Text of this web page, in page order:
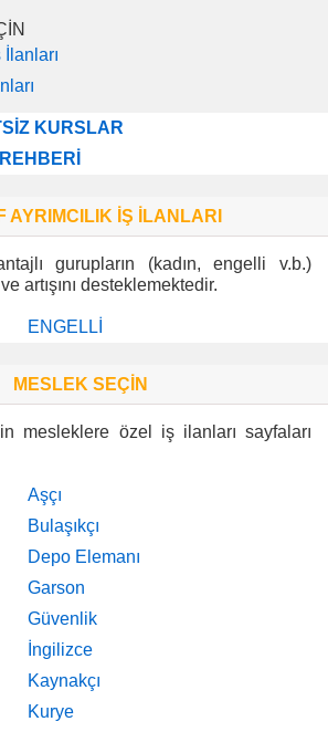
KURSLAR
AYRIMCILIK İŞ İLANLARI
gurupların (kadın, engelli v.b.)
artışını desteklemektedir.
ENGELLİ
MESLEK SEÇİN
mesleklere özel iş ilanları sayfaları
Aşçı
Bulaşıkçı
Depo Elemanı
Garson
Güvenlik
İngilizce
Kaynakçı
Kurye